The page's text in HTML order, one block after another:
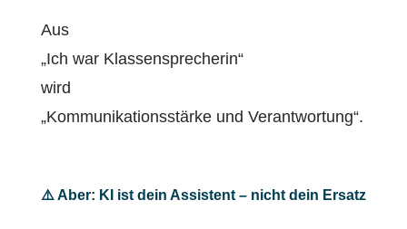
Aus
„Ich war Klassensprecherin“
wird
„Kommunikationsstärke und Verantwortung“.
⚠️ Aber: KI ist dein Assistent – nicht dein Ersatz